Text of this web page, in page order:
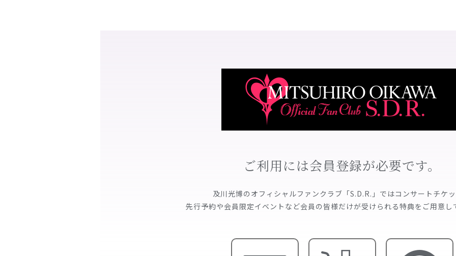
ご利用には会員登録が必要です。
及川光博のオフィシャルファンクラブ「S.D.R.」ではコンサートチケ
先行予約や会員限定イベントなど会員の皆様だけが受けられる特典をご用意し